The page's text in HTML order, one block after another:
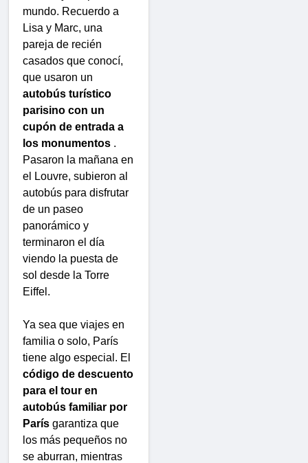
mundo. Recuerdo a
Lisa y Marc, una
pareja de recién
casados ​​que conocí,
que usaron un
autobús turístico
parisino con un
cupón de entrada a
los monumentos .
Pasaron la mañana en
el Louvre, subieron al
autobús para disfrutar
de un paseo
panorámico y
terminaron el día
viendo la puesta de
sol desde la Torre
Eiffel.
Ya sea que viajes en
familia o solo, París
tiene algo especial. El
código de descuento
para el tour en
autobús familiar por
París garantiza que
los más pequeños no
se aburran, mientras